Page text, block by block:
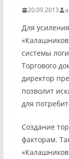
20.09.2013
Для
системы
Торгового
директор
позволит
для
Создание
факторам.